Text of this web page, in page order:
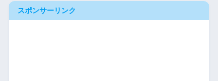
スポンサーリンク